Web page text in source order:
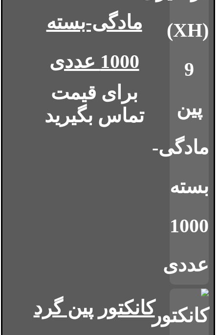
مادگی-بسته
1000 عددی
برای قیمت
تماس بگیرید
کانکتور پین گرد